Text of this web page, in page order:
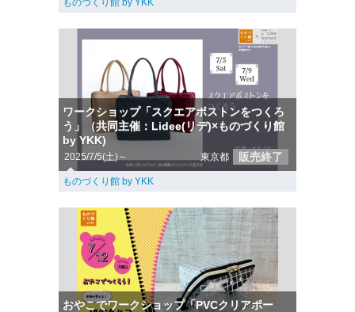
ものづくり館 by YKK
ワークショップ「スクエアボストンをつくろ
う」（共同主催：Lidee(リデ)×ものづくり館
by YKK)
2025/7/5(土)～ 東京都 販売終了
ものづくり館 by YKK
おやこでワークショップ「PVCクリアポー